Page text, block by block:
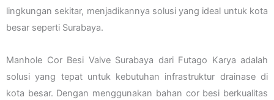
lingkungan sekitar, menjadikannya solusi yang ideal untuk kota
besar seperti Surabaya.
Manhole Cor Besi Valve Surabaya dari Futago Karya adalah
solusi yang tepat untuk kebutuhan infrastruktur drainase di
kota besar. Dengan menggunakan bahan cor besi berkualitas